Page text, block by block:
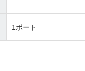
1ポート